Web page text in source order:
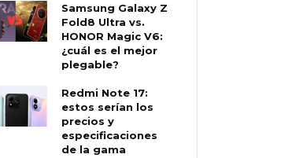
Samsung Galaxy Z
Fold8 Ultra vs.
HONOR Magic V6:
¿cuál es el mejor
plegable?
Redmi Note 17:
estos serían los
precios y
especificaciones
de la gama